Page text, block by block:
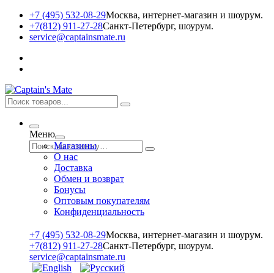
+7 (495) 532-08-29Москва, интернет-магазин и шоурум.
+7(812) 911-27-28Санкт-Петербург, шоурум.
service@captainsmate.ru
Меню
Магазины
О нас
Доставка
Обмен и возврат
Бонусы
Оптовым покупателям
Конфиденциальность
+7 (495) 532-08-29Москва, интернет-магазин и шоурум.
+7(812) 911-27-28Санкт-Петербург, шоурум.
service@captainsmate.ru